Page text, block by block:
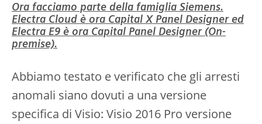
Ora facciamo parte della famiglia Siemens.
Electra Cloud è ora Capital X Panel Designer ed
Electra E9 è ora Capital Panel Designer (On-
premise).
Abbiamo testato e verificato che gli arresti
anomali siano dovuti a una versione
specifica di Visio: Visio 2016 Pro versione